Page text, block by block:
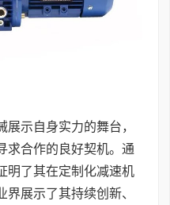
展示自身实力的舞台，
求合作的良好契机。通
明了其在定制化减速机
展示了其持续创新、